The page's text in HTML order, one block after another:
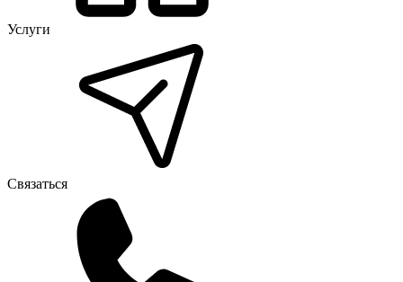
Услуги
Связаться